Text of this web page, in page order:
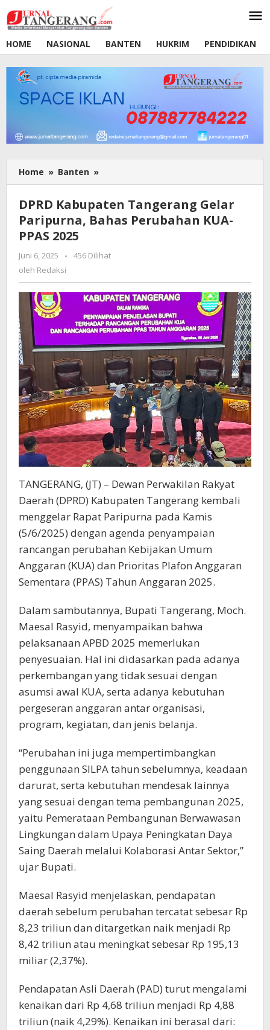
ke
konten
HOME
NASIONAL BANTEN HUKRIM PENDIDIKAN
Home » Banten »
Kabupaten
Gelar
Paripurna,
KUA-
2025
DPRD Kabupaten Tangerang Gelar
Paripurna, Bahas Perubahan KUA-
PPAS 2025
Juni 6, 2025
oleh
Redaksi
-
456 Dilihat
oleh Redaksi
TANGERANG, (JT) – Dewan Perwakilan Rakyat
Daerah (DPRD) Kabupaten Tangerang kembali
menggelar Rapat Paripurna pada Kamis
(5/6/2025) dengan agenda penyampaian
rancangan perubahan Kebijakan Umum
Anggaran (KUA) dan Prioritas Plafon Anggaran
Sementara (PPAS) Tahun Anggaran 2025.
Dalam sambutannya, Bupati Tangerang, Moch.
Maesal Rasyid, menyampaikan bahwa
pelaksanaan APBD 2025 memerlukan
penyesuaian. Hal ini didasarkan pada adanya
perkembangan yang tidak sesuai dengan
asumsi awal KUA, serta adanya kebutuhan
pergeseran anggaran antar organisasi,
program, kegiatan, dan jenis belanja.
“Perubahan ini juga mempertimbangkan
penggunaan SILPA tahun sebelumnya, keadaan
darurat, serta kebutuhan mendesak lainnya
yang sesuai dengan tema pembangunan 2025,
yaitu Pemerataan Pembangunan Berwawasan
Lingkungan dalam Upaya Peningkatan Daya
Saing Daerah melalui Kolaborasi Antar Sektor,”
ujar Bupati.
Maesal Rasyid menjelaskan, pendapatan
daerah sebelum perubahan tercatat sebesar Rp
8,23 triliun dan ditargetkan naik menjadi Rp
8,42 triliun atau meningkat sebesar Rp 195,13
miliar (2,37%).
Pendapatan Asli Daerah (PAD) turut mengalami
kenaikan dari Rp 4,68 triliun menjadi Rp 4,88
triliun (naik 4,29%). Kenaikan ini berasal dari: